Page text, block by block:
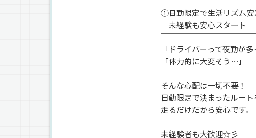
①日勤限定で生活リズム安
未経験も安心スタート
￣￣￣￣￣￣￣￣￣￣￣
「ドライバーって夜勤が
「体力的に大変そう…」
そんな心配は一切不要！
日勤限定で決まったルート
走るだけだから安心です。
未経験者も大歓迎☆彡